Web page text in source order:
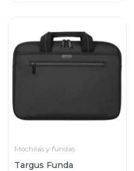
Mochilas y fundas
Targus Funda